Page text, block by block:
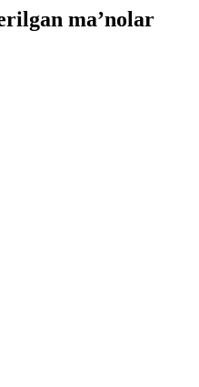
ma’nolar